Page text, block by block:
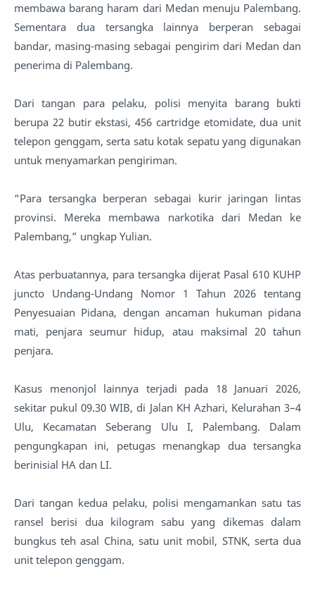
membawa barang haram dari Medan menuju Palembang.
Sementara dua tersangka lainnya berperan sebagai
bandar, masing-masing sebagai pengirim dari Medan dan
penerima di Palembang.
Dari tangan para pelaku, polisi menyita barang bukti
berupa 22 butir ekstasi, 456 cartridge etomidate, dua unit
telepon genggam, serta satu kotak sepatu yang digunakan
untuk menyamarkan pengiriman.
“Para tersangka berperan sebagai kurir jaringan lintas
provinsi. Mereka membawa narkotika dari Medan ke
Palembang,” ungkap Yulian.
Atas perbuatannya, para tersangka dijerat Pasal 610 KUHP
juncto Undang-Undang Nomor 1 Tahun 2026 tentang
Penyesuaian Pidana, dengan ancaman hukuman pidana
mati, penjara seumur hidup, atau maksimal 20 tahun
penjara.
Kasus menonjol lainnya terjadi pada 18 Januari 2026,
sekitar pukul 09.30 WIB, di Jalan KH Azhari, Kelurahan 3–4
Ulu, Kecamatan Seberang Ulu I, Palembang. Dalam
pengungkapan ini, petugas menangkap dua tersangka
berinisial HA dan LI.
Dari tangan kedua pelaku, polisi mengamankan satu tas
ransel berisi dua kilogram sabu yang dikemas dalam
bungkus teh asal China, satu unit mobil, STNK, serta dua
unit telepon genggam.